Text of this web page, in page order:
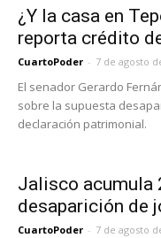
¿Y la casa en
reporta crédito
CuartoPoder - 7 de agosto
El senador Gerardo
sobre la supuesta
declaración patrimonial.
Jalisco acumula
desaparición de
CuartoPoder - 7 de agosto